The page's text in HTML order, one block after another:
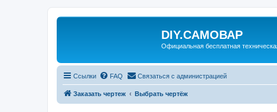
DIY.САМОВАР
Официальная бесплатная
Ссылки FAQ Связаться с администрацией
Заказать чертеж Выбрать чертёж